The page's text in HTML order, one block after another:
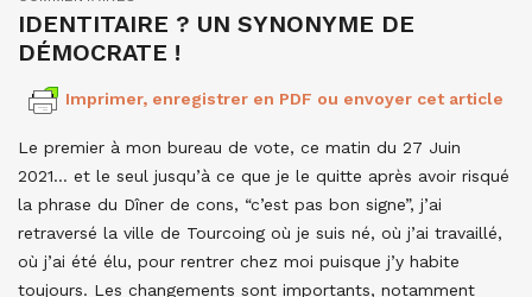
IDENTITAIRE ? UN SYNONYME DE
DÉMOCRATE !
Imprimer, enregistrer en PDF ou envoyer cet article
Le premier à mon bureau de vote, ce matin du 27 Juin
2021… et le seul jusqu’à ce que je le quitte après avoir risqué
la phrase du Dîner de cons, “c’est pas bon signe”, j’ai
retraversé la ville de Tourcoing où je suis né, où j’ai travaillé,
où j’ai été élu, pour rentrer chez moi puisque j’y habite
toujours. Les changements sont importants, notamment